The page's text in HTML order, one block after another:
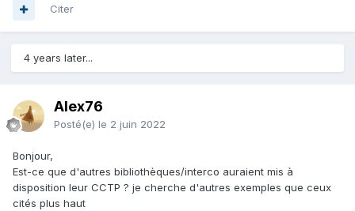
Citer
4 years later...
Alex76
Posté(e) le 2 juin 2022
Bonjour,
Est-ce que d'autres bibliothèques/interco auraient mis à
disposition leur CCTP ? je cherche d'autres exemples que ceux
cités plus haut